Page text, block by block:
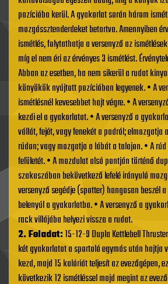
pozícióba kerül. A gyakorlat során három
mozgássztenderdeket betartva. Amennyiben
ismétlés, folytathatja a versenyző az
míg el nem éri az érvényes 3 ismétlést.
Abban az esetben, ha nem sikerül a rudat
könyökök nyújtott pozícióban legyenek. • A
ismétlésnél kevesebbet hajt végre. • A
kezdi el a gyakorlatot. • A versenyző a
vállát, fejét, vagy fenekét a padról; elmozgatja
rúdon; vagy mozgatja a lábát a talajon. • A
felületét. • A mozdulat alsó pontján történő
szakaszában bekövetkező lefelé irányuló
versenyző segédje (spotter) hangosan beszél
belenyúl a gyakorlatba. • A versenyző a
rack villájába helyezi vissza a rudat.
2. Feladat:15-12-9 Dupla Kettlebell
két gyakorlatot a sportoló egymás után hajtja
kezd, majd 15 kalóriát teljesít az evezőgépen,
következik 12 ismétléssel majd megint az